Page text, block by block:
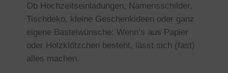
Ob Hochzeitseinladungen, Namensschilder,
Tischdeko, kleine Geschenkideen oder ganz
eigene Bastelwünsche: Wenn’s aus Papier
oder Holzklötzchen besteht, lässt sich (fast)
alles machen.